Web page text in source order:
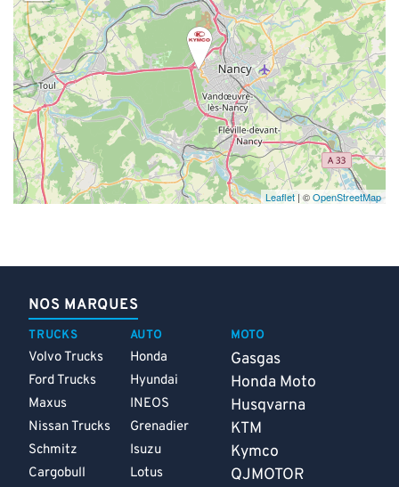
Leaflet | ©OpenStreetMap
NOS MARQUES
TRUCKS
Volvo Trucks
Ford Trucks
Maxus
Nissan Trucks
Schmitz
Cargobull
AUTO
Honda
Hyundai
INEOS
Grenadier
Isuzu
Lotus
MOTO
Gasgas
Honda Moto
Husqvarna
KTM
Kymco
QJMOTOR